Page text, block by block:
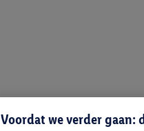
Voordat we verder gaan: